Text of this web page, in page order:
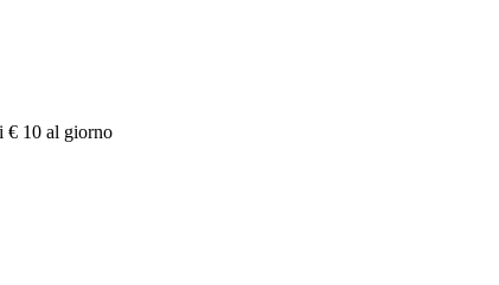
€ 10 al giorno